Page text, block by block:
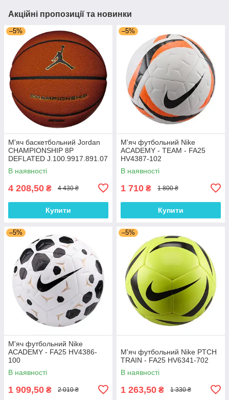
Акційні пропозиції та новинки
–5%
М'яч баскетбольний Jordan
CHAMPIONSHIP 8P
DEFLATED J.100.9917.891.07
В наявності
4 208,50 ₴ 4 430 ₴
Купити
–5%
М'яч футбольний Nike
ACADEMY - TEAM - FA25
HV4387-102
В наявності
1 710 ₴ 1 800 ₴
Купити
–5%
М'яч футбольний Nike
ACADEMY - FA25 HV4386-
100
В наявності
1 909,50 ₴ 2 010 ₴
–5%
М'яч футбольний Nike PTCH
TRAIN - FA25 HV6341-702
В наявності
1 263,50 ₴ 1 330 ₴